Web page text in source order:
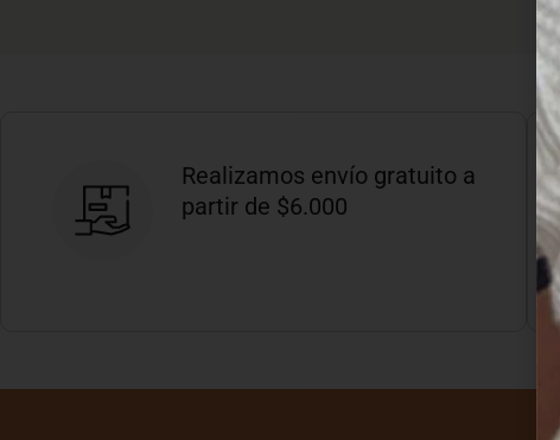
Realizamos envío gratuito a
partir de $6.000